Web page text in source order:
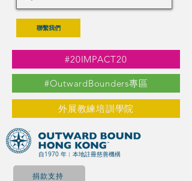
聯繫我們
#20IMPACT20
#OutwardBounders專區
外展教練培訓學院
自1970 年︳本地註冊慈善機構
捐款支持